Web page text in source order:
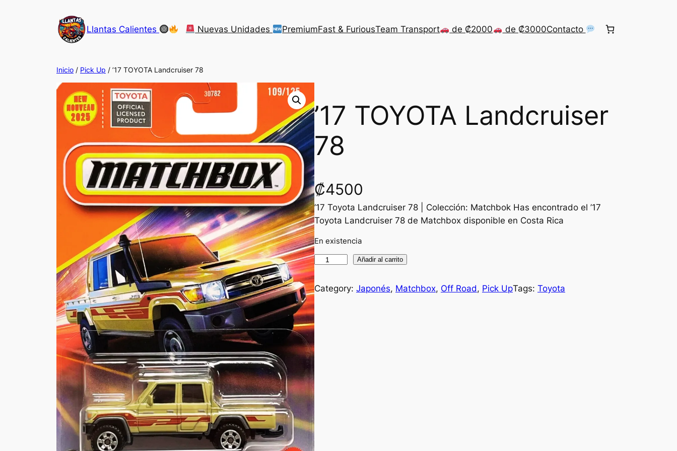
Llantas Calientes Nuevas Unidades PremiumFast & FuriousTeam Transport de ₡2000 de ₡3000Contacto
Inicio / Pick Up / ’17 TOYOTA Landcruiser 78
’17 TOYOTA Landcruiser
78
₡4500
’17 Toyota Landcruiser 78 | Colección: Matchbok Has encontrado el ’17
Toyota Landcruiser 78 de Matchbox disponible en Costa Rica
En existencia
'
1
7
O
Y
T
L
c
r
Añadir al carrito
Category: Japonés, Matchbox, Off Road, Pick UpTags: Toyota